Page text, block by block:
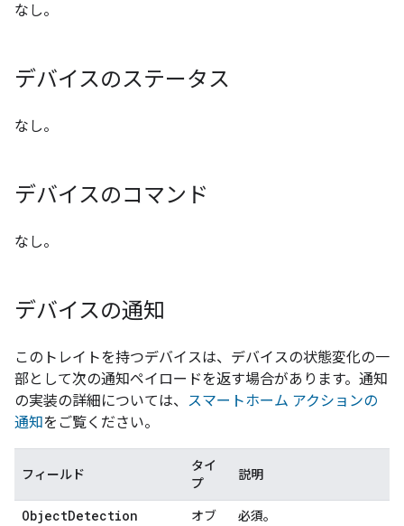
なし。
デバイスのステータス
なし。
デバイスのコマンド
なし。
デバイスの通知
このトレイトを持つデバイスは、デバイスの状態変化の一
部として次の通知ペイロードを返す場合があります。通知
の実装の詳細については、 スマートホーム アクションの
通知をご覧ください。
フィールド
タイ
プ
説明
ObjectDetection
オブ
必須。